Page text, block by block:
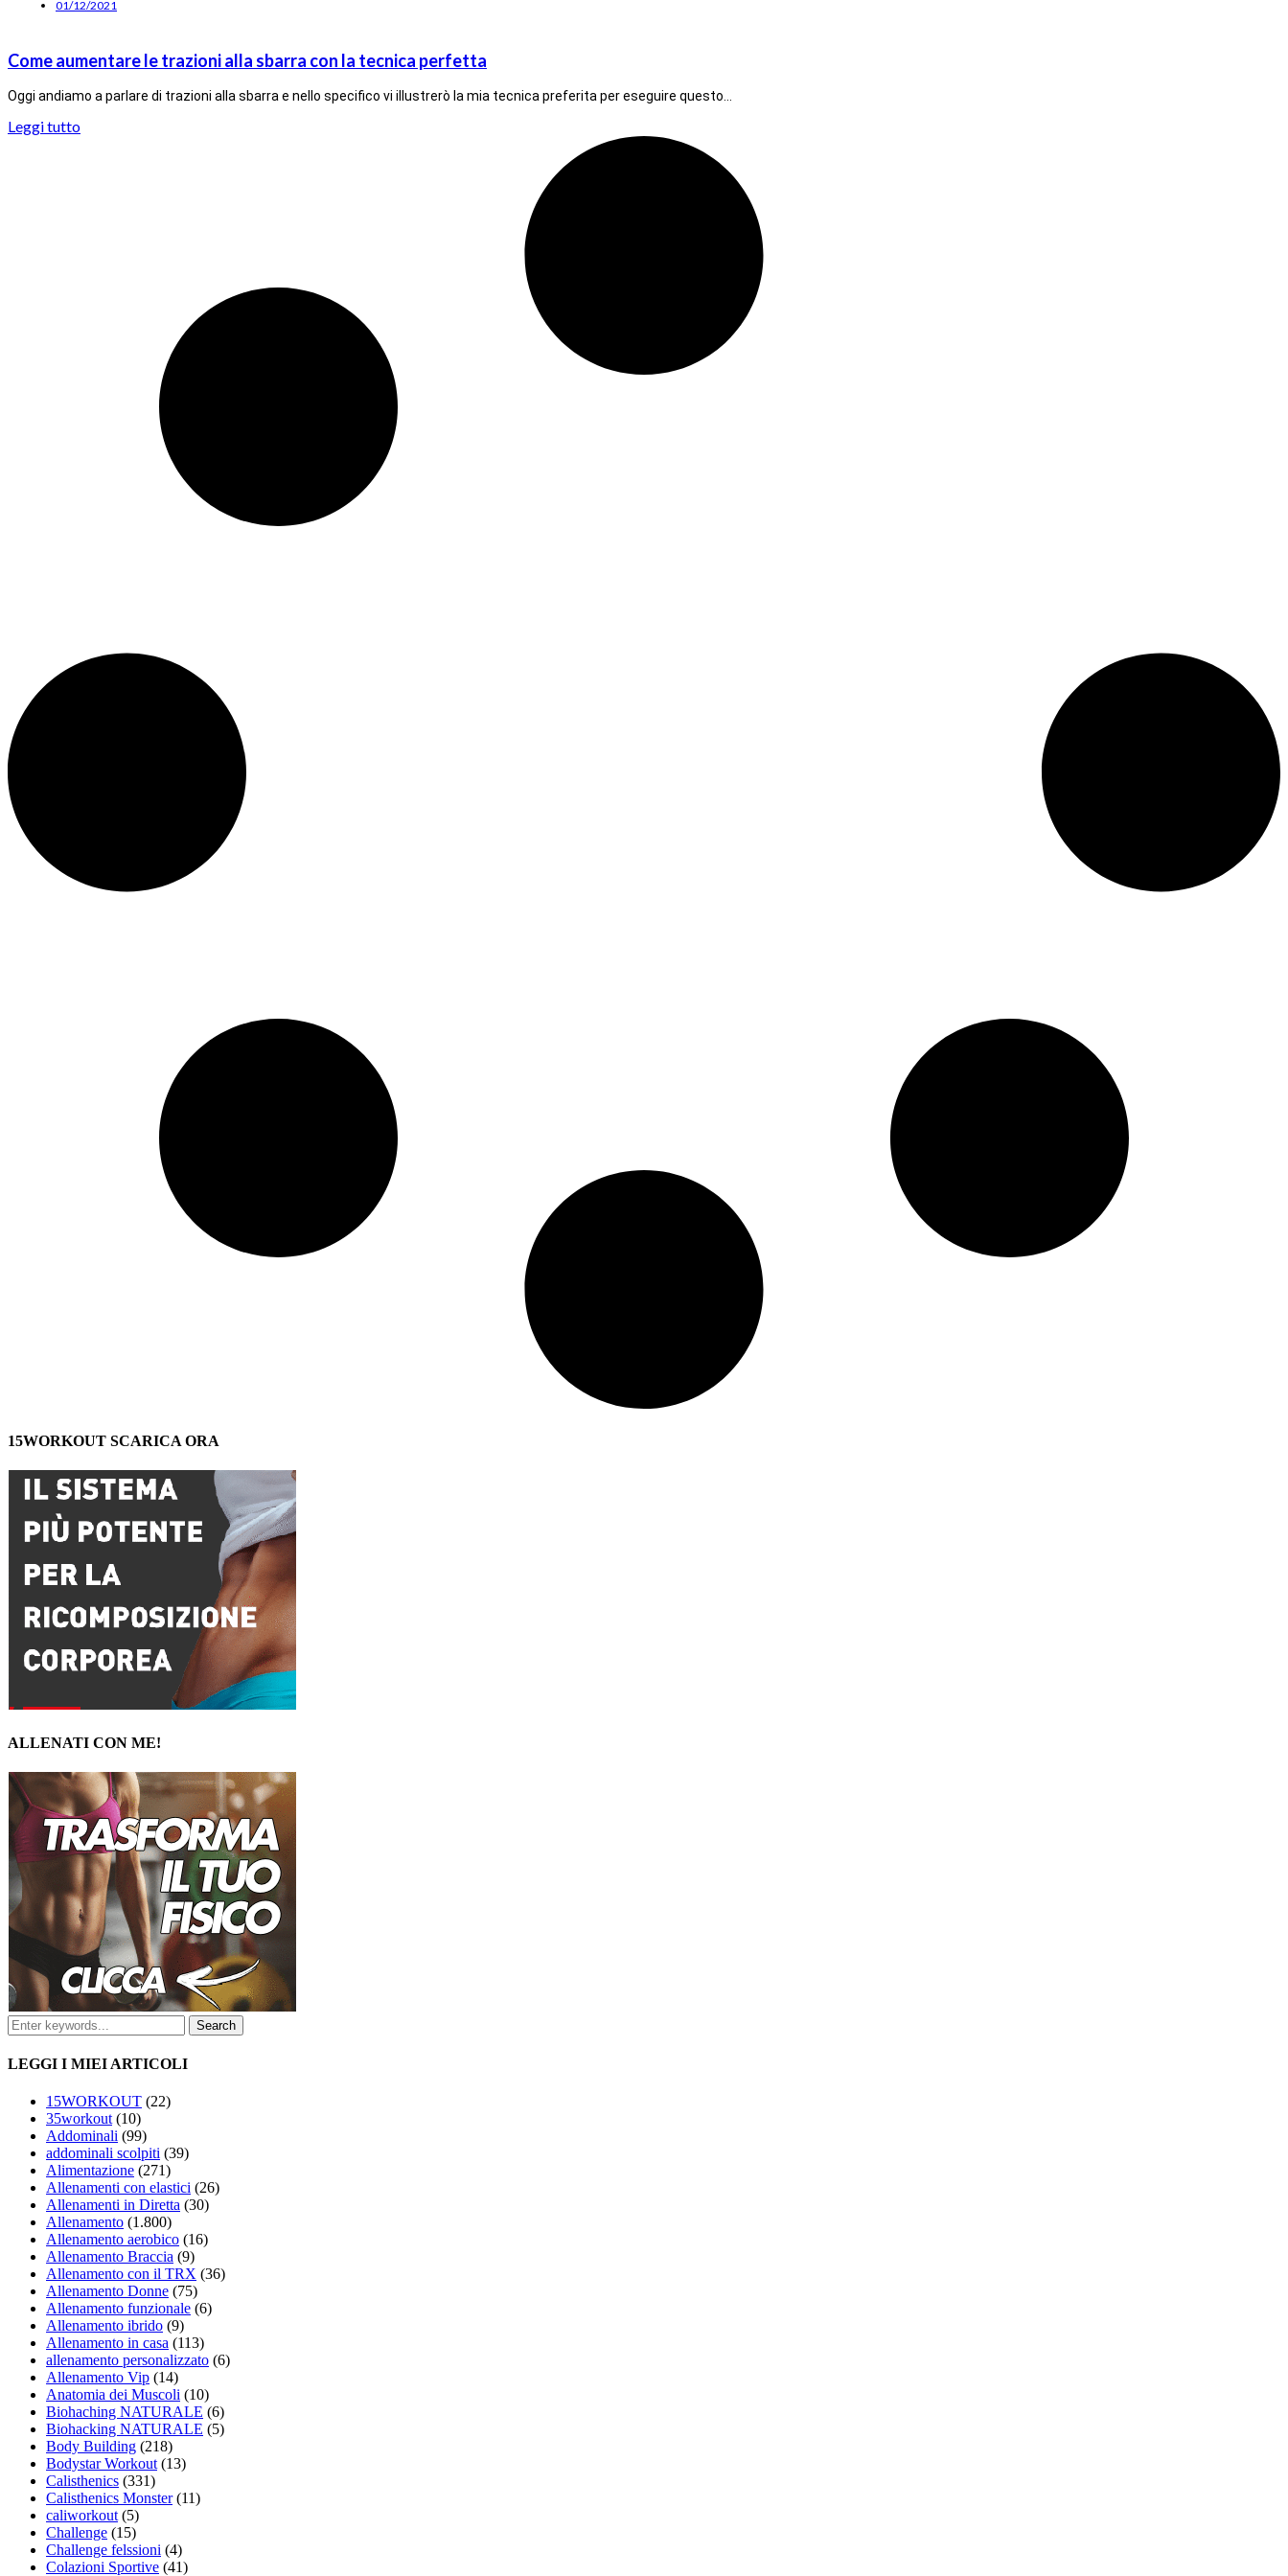
01/12/2021
Come aumentare le trazioni alla sbarra con la tecnica perfetta
Oggi andiamo a parlare di trazioni alla sbarra e nello specifico vi illustrerò la mia tecnica preferita per eseguire questo…
Leggi tutto
15WORKOUT SCARICA ORA
ALLENATI CON ME!
LEGGI I MIEI ARTICOLI
15WORKOUT (22)
35workout(10)
Addominali (99)
addominali scolpiti (39)
Alimentazione (271)
Allenamenti con elastici (26)
Allenamenti in Diretta (30)
Allenamento (1.800)
Allenamento aerobico (16)
Allenamento Braccia (9)
Allenamento con il TRX (36)
Allenamento Donne (75)
Allenamento funzionale (6)
Allenamento ibrido (9)
Allenamento in casa (113)
allenamento personalizzato (6)
Allenamento Vip (14)
Anatomia dei Muscoli (10)
Biohaching NATURALE (6)
Biohacking NATURALE (5)
Body Building (218)
Bodystar Workout(13)
Calisthenics (331)
Calisthenics Monster(11)
caliworkout(5)
Challenge (15)
Challenge felssioni (4)
Colazioni Sportive (41)